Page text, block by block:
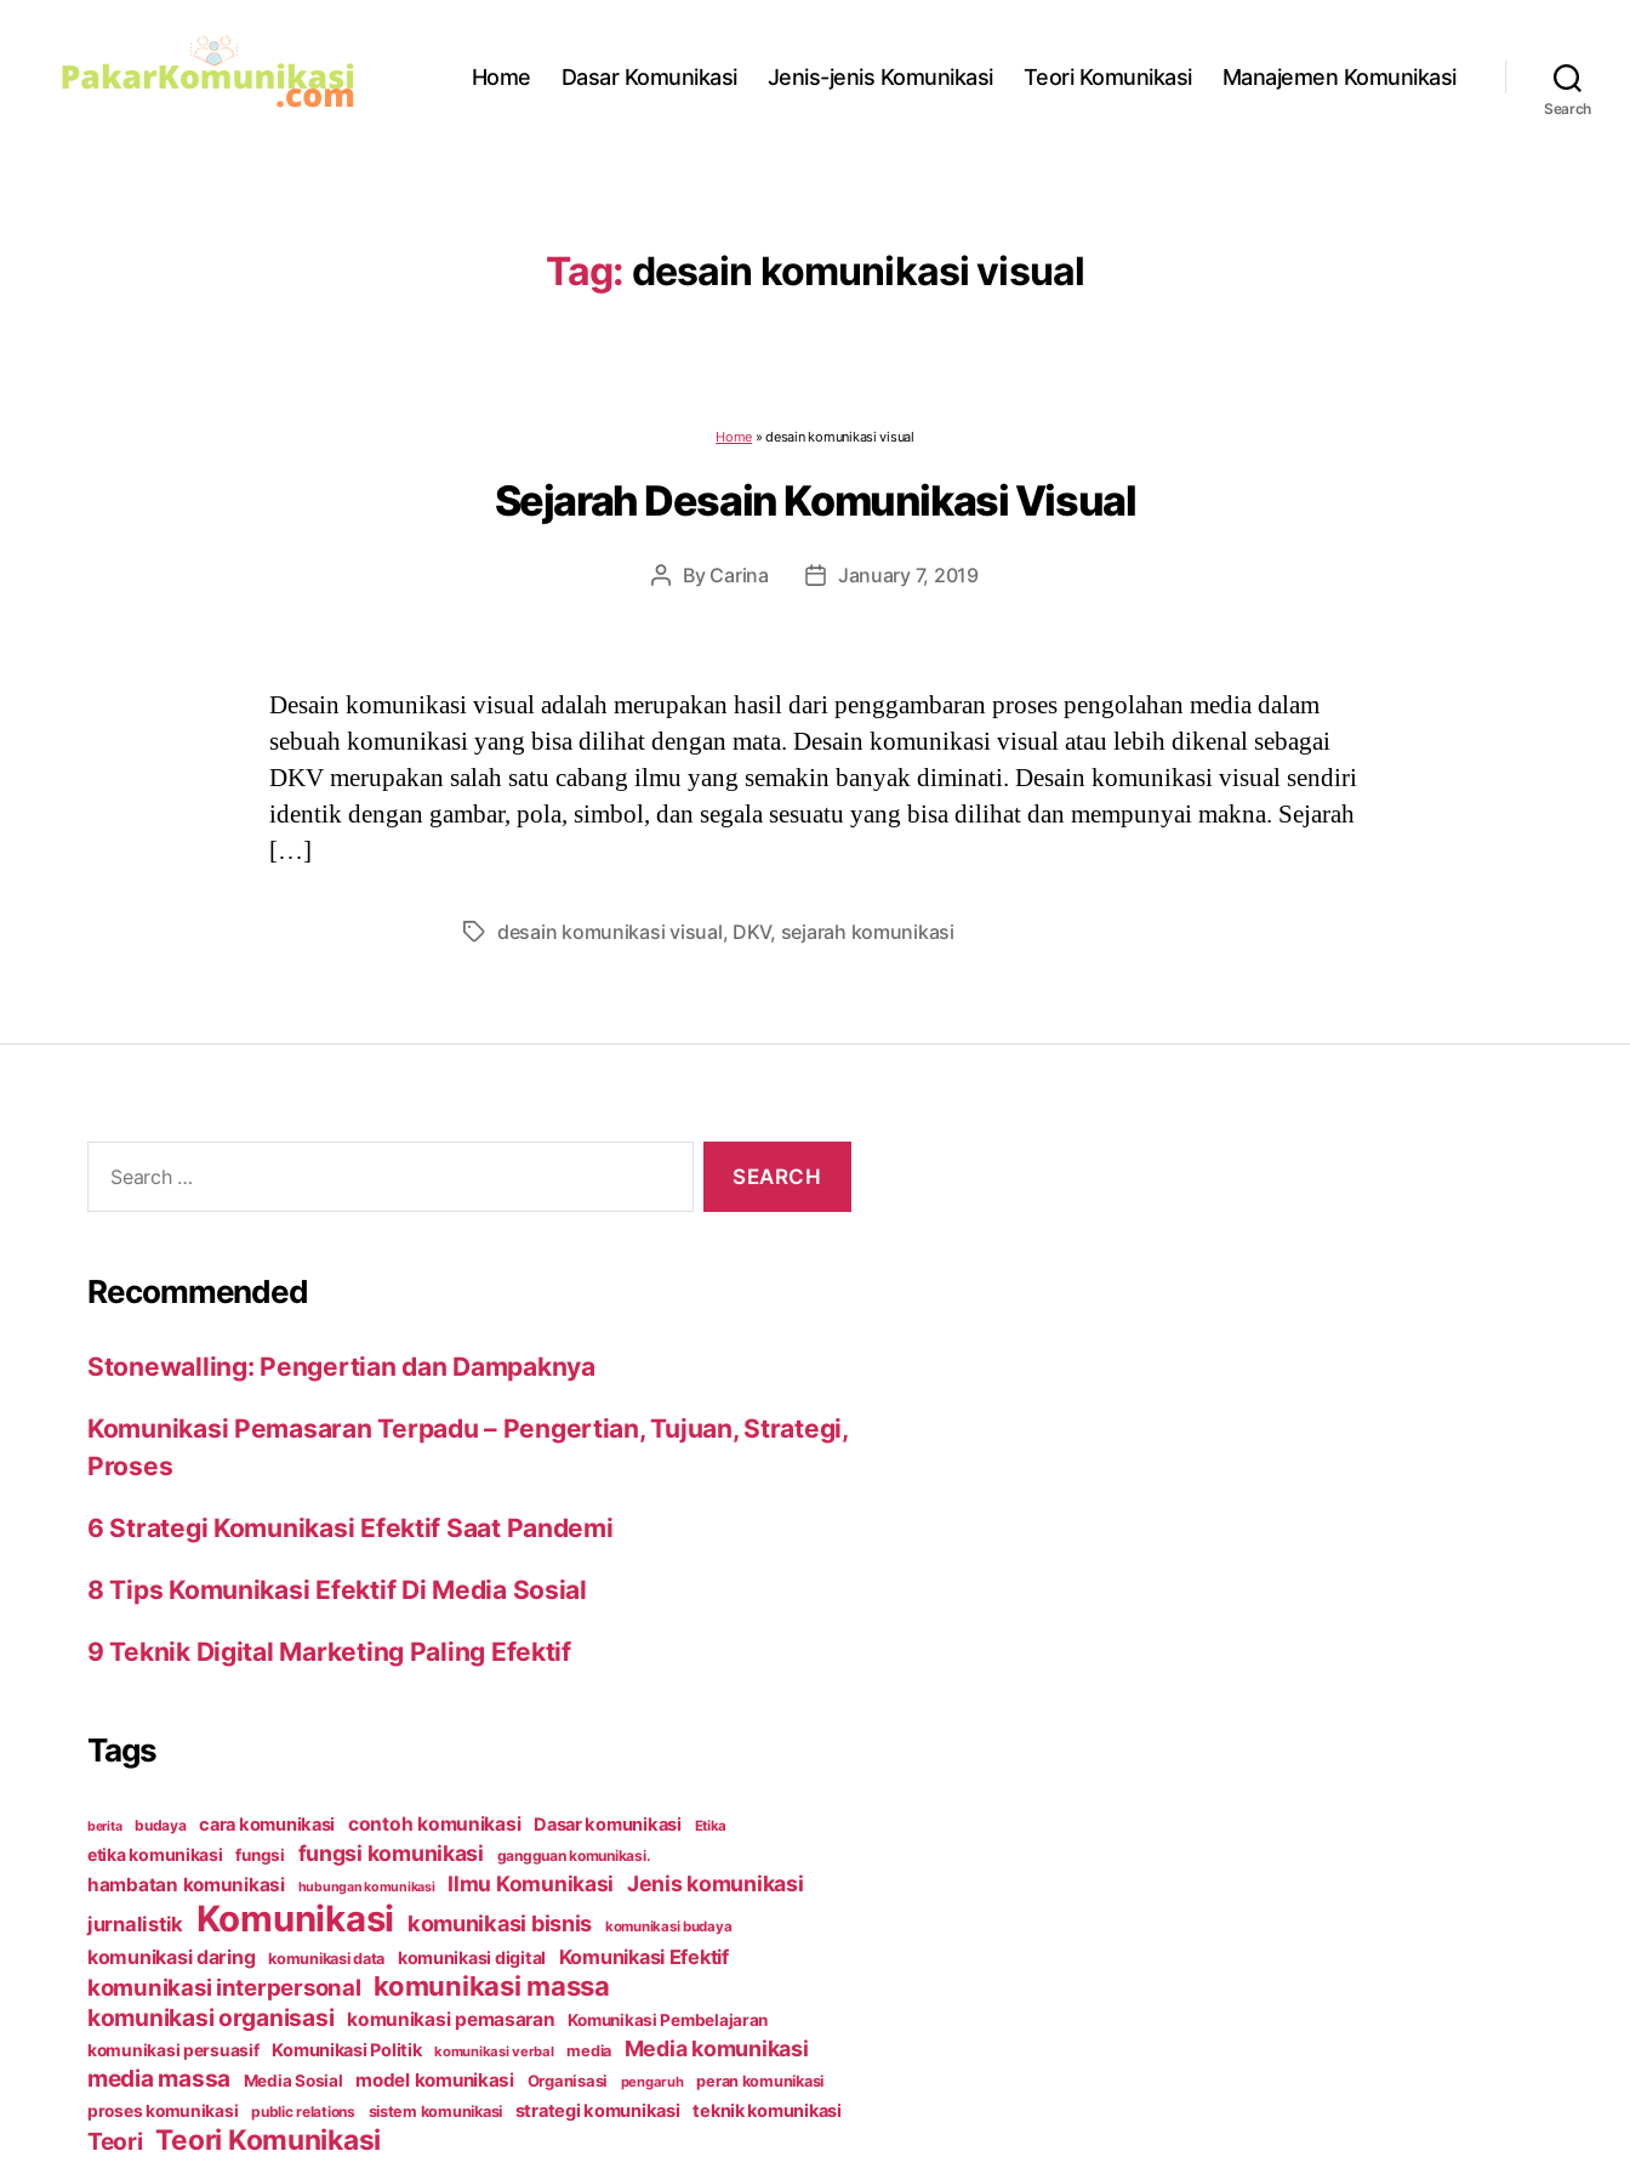
Home Dasar Komunikasi Jenis-jenis Komunikasi Teori Komunikasi Manajemen Komunikasi
Search
Tag: desain komunikasi visual
Home »desain komunikasi visual
Sejarah Desain Komunikasi Visual
Post
By Carina
PostJanuary 7, 2019
Desain komunikasi visual adalah merupakan hasil dari penggambaran proses pengolahan media dalam
sebuah komunikasi yang bisa dilihat dengan mata. Desain komunikasi visual atau lebih dikenal sebagai
DKV merupakan salah satu cabang ilmu yang semakin banyak diminati. Desain komunikasi visual sendiri
identik dengan gambar, pola, simbol, dan segala sesuatu yang bisa dilihat dan mempunyai makna. Sejarah
[…]
Tagsdesain komunikasi visual, DKV, sejarah komunikasi
for:
Recommended
Stonewalling: Pengertian dan Dampaknya
Komunikasi Pemasaran Terpadu – Pengertian, Tujuan, Strategi,
Proses
6 Strategi Komunikasi Efektif Saat Pandemi
8 Tips Komunikasi Efektif Di Media Sosial
9 Teknik Digital Marketing Paling Efektif
Tags
berita budaya cara komunikasi contoh komunikasi Dasar komunikasi Etika
etika komunikasi fungsi fungsi komunikasi gangguan komunikasi.
hambatan komunikasi hubungan komunikasi Ilmu Komunikasi Jenis komunikasi
jurnalistik Komunikasi komunikasi bisnis komunikasi budaya
komunikasi daring komunikasi data komunikasi digital Komunikasi Efektif
komunikasi interpersonal komunikasi massa
komunikasi organisasi komunikasi pemasaran
Komunikasi Pembelajaran
komunikasi persuasif
Komunikasi Politik komunikasi verbal media Media komunikasi
media massa Media Sosial model komunikasi Organisasi pengaruh peran komunikasi
proses komunikasi public relations sistem komunikasi strategi komunikasi teknik komunikasi
Teori Teori Komunikasi